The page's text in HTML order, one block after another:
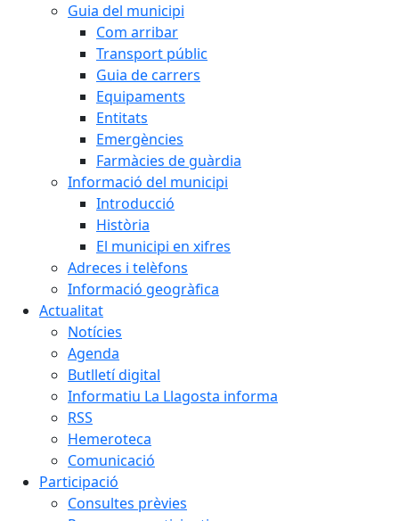
Guia del municipi
Com arribar
Transport públic
Guia de carrers
Equipaments
Entitats
Emergències
Farmàcies de guàrdia
Informació del municipi
Introducció
Història
El municipi en xifres
Adreces i telèfons
Informació geogràfica
Actualitat
Notícies
Agenda
Butlletí digital
Informatiu La Llagosta informa
RSS
Hemeroteca
Comunicació
Participació
Consultes prèvies